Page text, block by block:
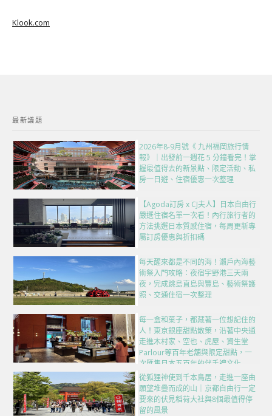
Klook.com
最新議題
2026年8-9月號《 九州福岡旅行情
報》｜出發前一週花 5 分鐘看完！掌
握最值得去的新景點、限定活動、私
房一日遊、住宿優惠一次整理
【Agoda訂房 x CJ夫人】日本自由行
嚴選住宿名單一次看！內行旅行者的
方法挑選日本質感住宿，每周更新專
屬訂房優惠與折扣碼
每天醒來都是不同的海！瀨戶內海藝
術祭入門攻略：夜宿宇野港三天兩
夜，完成跳島直島與豐島、藝術祭護
照、交通住宿一次整理
每一盒和菓子，都藏著一位想記住的
人！東京銀座甜點散策，沿著中央通
走進木村家、空也、虎屋、資生堂
Parlour等百年老舖與限定甜點，一
次匯集日本五百年的伴手禮文化
從狐狸神使到千本鳥居，走進一座由
願望堆疊而成的山｜京都自由行一定
要來的伏見稻荷大社與8個最值得停
留的風景